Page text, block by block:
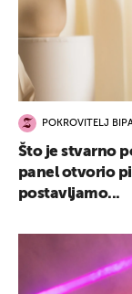
POKROVITELJ
Što je stvarno
panel otvorio
postavljamo...